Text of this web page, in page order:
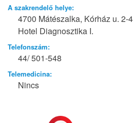
A szakrendelő helye:
4700 Mátészalka, Kórház u. 2-4
Hotel Diagnosztika I.
Telefonszám:
44/ 501-548
Telemedicina:
Nincs